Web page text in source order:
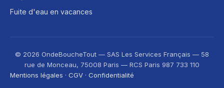
Fuite d'eau en vacances
© 2026 OndeBoucheTout — SAS Les Services Français — 58
rue de Monceau, 75008 Paris — RCS Paris 987 733 110
Mentions légales · CGV · Confidentialité